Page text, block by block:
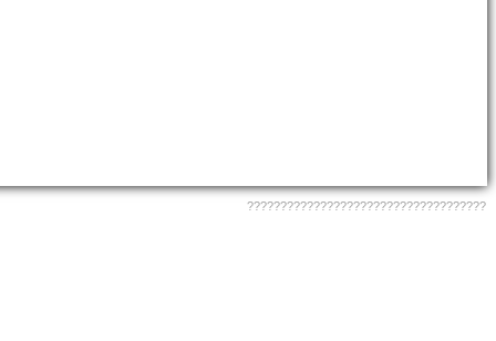
????????????????????????????????????